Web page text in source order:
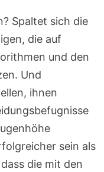
Spaltet sich die
die auf
und den
Und
ihnen
sein als
die mit den